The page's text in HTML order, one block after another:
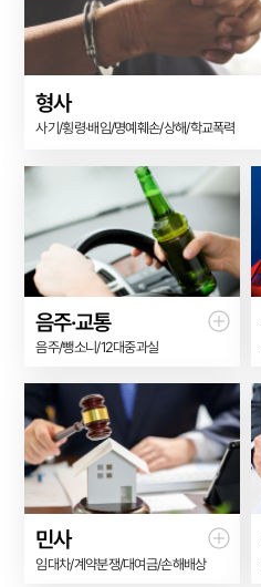
형사
사기/횡령·배임/명예훼손/상해/학교폭력
음주·교통
음주/뺑소니/12대중과실
민사
임대차/계약분쟁/대여금/손해배상